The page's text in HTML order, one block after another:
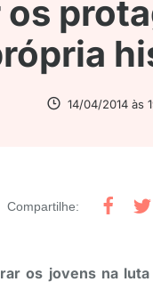
14/04/2014 às
Compartilhe:
os jovens na